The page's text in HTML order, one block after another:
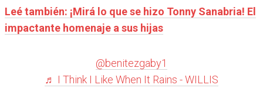
Leé también: ¡Mirá lo que se hizo Tonny Sanabria! El
impactante homenaje a sus hijas
@benitezgaby1
♬ I Think I Like When It Rains - WILLIS